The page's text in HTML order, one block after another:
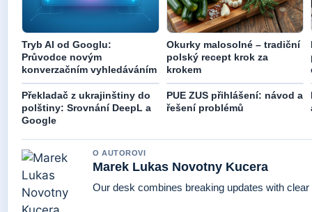
Tryb AI od Googlu:
Průvodce novým
konverzačním vyhledáváním
Okurky malosolné – tradiční
polský recept krok za
krokem
Překladač z ukrajinštiny do
polštiny: Srovnání DeepL a
Google
PUE ZUS přihlášení: návod a
řešení problémů
O AUTOROVI
Marek Lukas Novotny Kucera
Our desk combines breaking updates with